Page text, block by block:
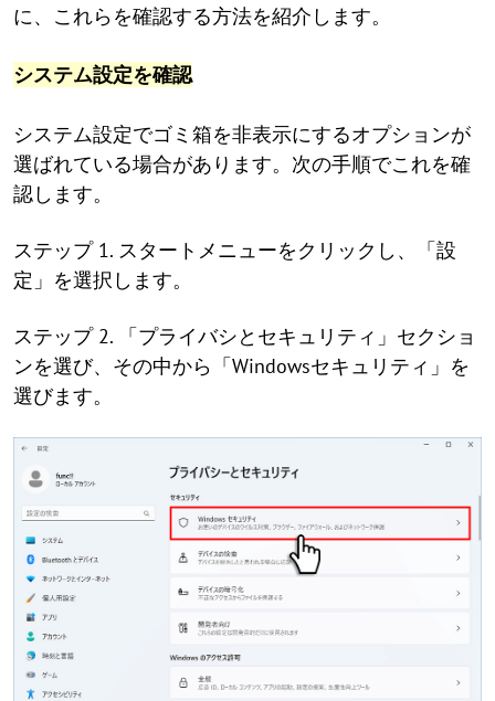
に、これらを確認する方法を紹介します。
システム設定を確認
システム設定でゴミ箱を非表示にするオプションが
選ばれている場合があります。次の手順でこれを確
認します。
ステップ 1. スタートメニューをクリックし、「設
定」を選択します。
ステップ 2. 「プライバシとセキュリティ」セクショ
ンを選び、その中から「Windowsセキュリティ」を
選びます。